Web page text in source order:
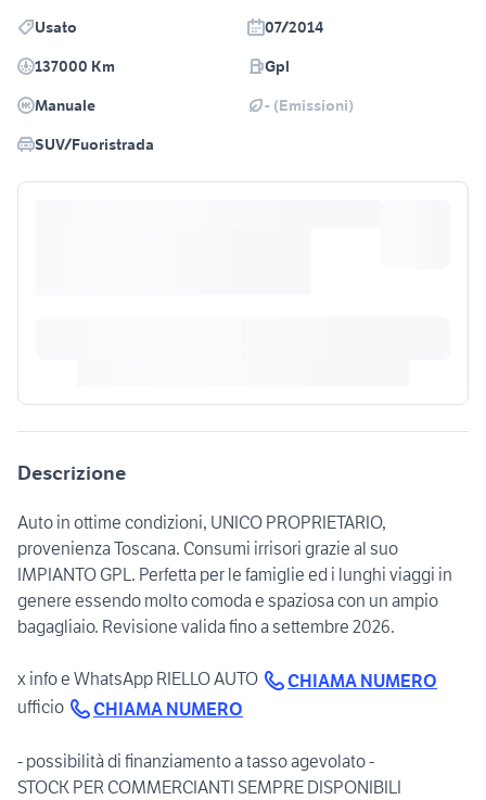
Usato
07/2014
137000 Km
Gpl
Manuale
- (Emissioni)
SUV/Fuoristrada
Descrizione
Auto in ottime condizioni, UNICO PROPRIETARIO,
provenienza Toscana. Consumi irrisori grazie al suo
IMPIANTO GPL. Perfetta per le famiglie ed i lunghi viaggi in
genere essendo molto comoda e spaziosa con un ampio
bagagliaio. Revisione valida fino a settembre 2026.
x info e WhatsApp RIELLO AUTO
CHIAMA NUMERO
ufficio
CHIAMA NUMERO
- possibilità di finanziamento a tasso agevolato -
STOCK PER COMMERCIANTI SEMPRE DISPONIBILI